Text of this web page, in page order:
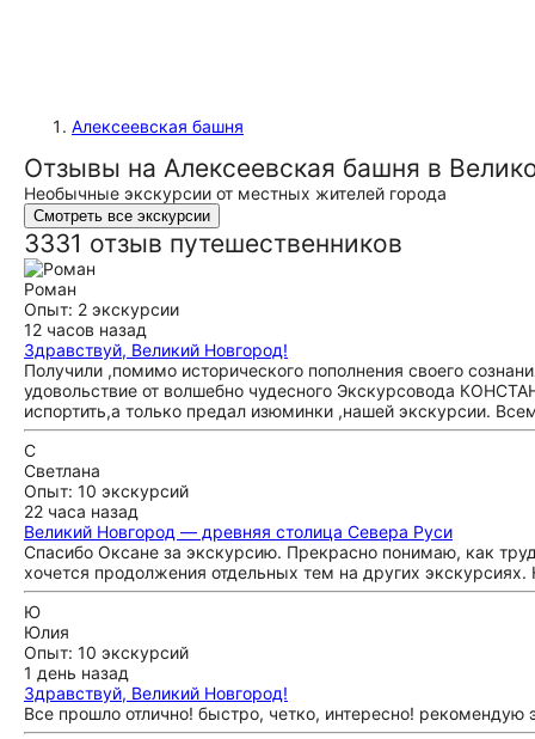
Алексеевская башня
Отзывы на Алексеевская башня в
Необычные экскурсии от местных жителей города
Смотреть все экскурсии
3331 отзыв путешественников
Роман
Опыт: 2 экскурсии
12 часов назад
Здравствуй, Великий Новгород!
Получили ,помимо исторического пополнения своего
удовольствие от волшебно чудесного Экскурсовода
испортить,а только предал изюминки ,нашей экскурсии.
С
Светлана
Опыт: 10 экскурсий
22 часа назад
Великий Новгород — древняя столица Севера Руси
Спасибо Оксане за экскурсию. Прекрасно понимаю, как
хочется продолжения отдельных тем на других
Ю
Юлия
Опыт: 10 экскурсий
1 день назад
Здравствуй, Великий Новгород!
Все прошло отлично! быстро, четко, интересно! рекомендую